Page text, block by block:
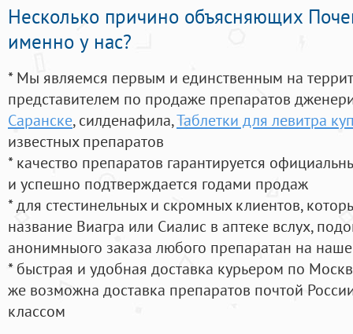
Несколько причино объясняющих
именно у нас?
* Мы являемся первым и единственным на
представителем по продаже препаратов
Саранске, силденафила,Таблетки для левитра
известных препаратов
* качество препаратов гарантируется
и успешно подтверждается годами продаж
* для стестинельных и скромных клиентов,
название Виагра или Сиалис в аптеке вслух,
анонимныого заказа любого препаратан на
* быстрая и удобная доставка курьером по
же возможна доставка препаратов почтой
классом